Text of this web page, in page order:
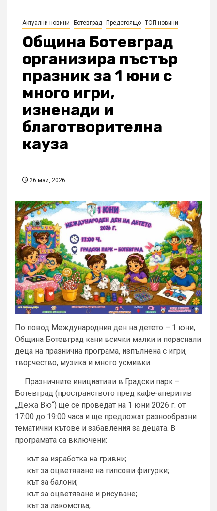
Актуални новини Ботевград Предстоящо ТОП новини
Община Ботевград
организира пъстър
празник за 1 юни с
много игри,
изненади и
благотворителна
кауза
26 май, 2026
По повод Международния ден на детето – 1 юни,
Община Ботевград кани всички малки и пораснали
деца на празнична програма, изпълнена с игри,
творчество, музика и много усмивки.
Празничните инициативи в Градски парк –
Ботевград (пространството пред кафе-аперитив
„Дежа Вю“) ще се проведат на 1 юни 2026 г. от
17:00 до 19:00 часа и ще предложат разнообразни
тематични кътове и забавления за децата. В
програмата са включени:
кът за изработка на гривни;
кът за оцветяване на гипсови фигурки;
кът за балони;
кът за оцветяване и рисуване;
кът за лакомства;